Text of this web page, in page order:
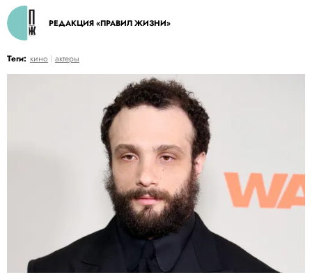
РЕДАКЦИЯ «ПРАВИЛ ЖИЗНИ»
Теги: кино актеры